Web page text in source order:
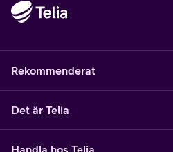
Rekommenderat
Det är Telia
Handla hos Telia